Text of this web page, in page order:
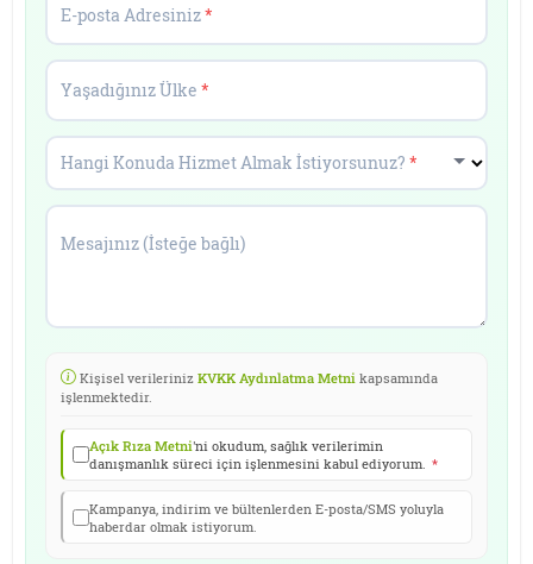
E-posta Adresiniz*
Yaşadığınız Ülke*
Hangi Konuda Hizmet Almak İstiyorsunuz?*
Mesajınız (İsteğe bağlı)
Kişisel verileriniz KVKK Aydınlatma Metni kapsamında
işlenmektedir.
Açık Rıza Metni'ni okudum, sağlık verilerimin
danışmanlık süreci için işlenmesini kabul ediyorum. *
Kampanya, indirim ve bültenlerden E-posta/SMS yoluyla
haberdar olmak istiyorum.